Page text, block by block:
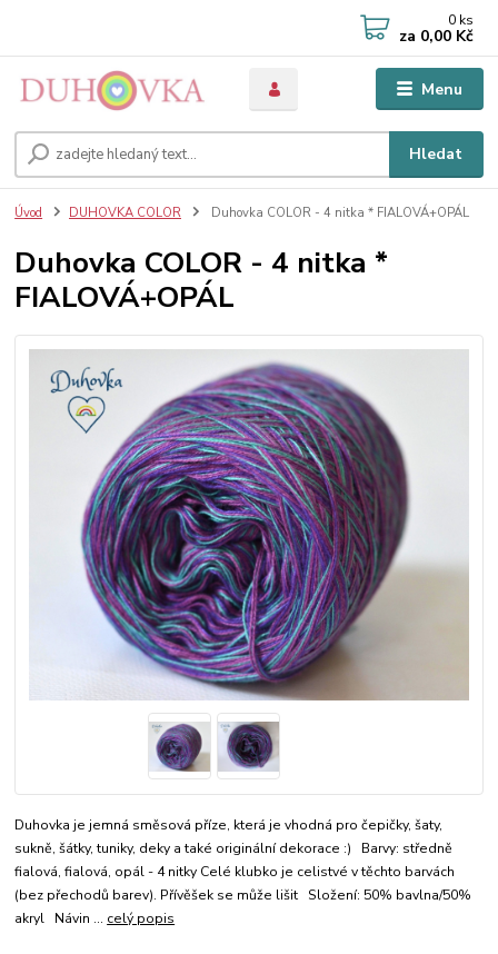
Menu
Hledat
0 ks
za 0,00 Kč
Úvod DUHOVKA COLOR Duhovka COLOR - 4 nitka * FIALOVÁ+OPÁL
Duhovka COLOR - 4 nitka *
FIALOVÁ+OPÁL
Duhovka je jemná směsová příze, která je vhodná pro čepičky, šaty,
sukně, šátky, tuniky, deky a také originální dekorace :) Barvy: středně
fialová, fialová, opál - 4 nitky Celé klubko je celistvé v těchto barvách
(bez přechodů barev). Přívěšek se může lišit Složení: 50% bavlna/50%
akryl Návin ... celý popis